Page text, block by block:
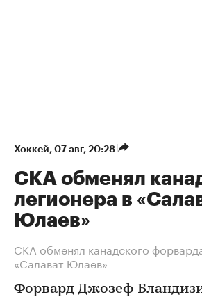
Хоккей⁠, 07 авг, 20:28
СКА обменял
легионера в
Юлаев»
СКА обменял канадского
«Салават Юлаев»
Форвард Джозеф